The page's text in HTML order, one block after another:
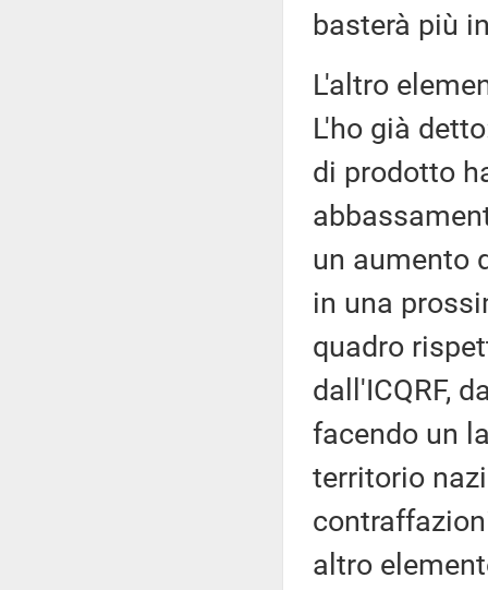
basterà più
L'altro
L'ho già
di prodotto
un aumento
in una
quadro
dall'ICQRF,
facendo un
territorio
altro